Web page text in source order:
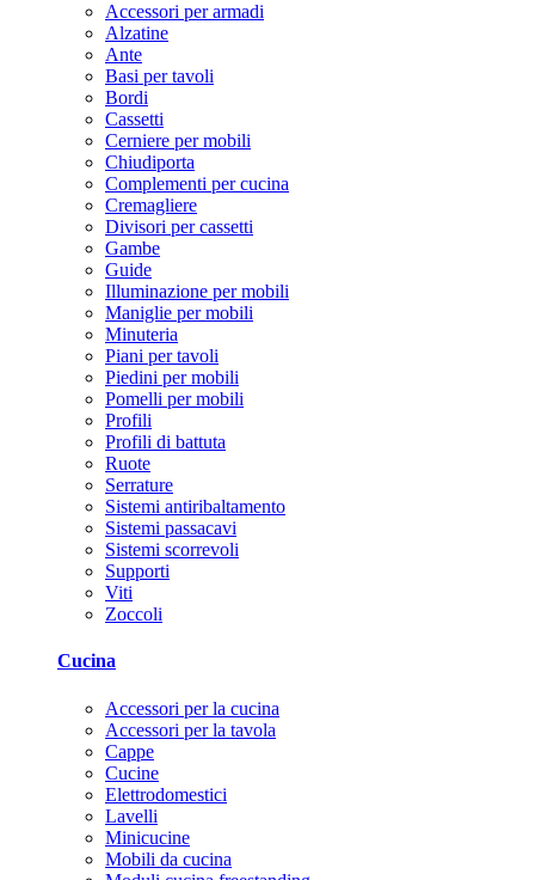
Accessori per armadi
Alzatine
Ante
Basi per tavoli
Bordi
Cassetti
Cerniere per mobili
Chiudiporta
Complementi per cucina
Cremagliere
Divisori per cassetti
Gambe
Guide
Illuminazione per mobili
Maniglie per mobili
Minuteria
Piani per tavoli
Piedini per mobili
Pomelli per mobili
Profili
Profili di battuta
Ruote
Serrature
Sistemi antiribaltamento
Sistemi passacavi
Sistemi scorrevoli
Supporti
Viti
Zoccoli
Cucina
Accessori per la cucina
Accessori per la tavola
Cappe
Cucine
Elettrodomestici
Lavelli
Minicucine
Mobili da cucina